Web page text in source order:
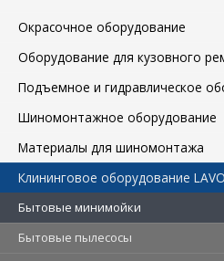
Окрасочное оборудование
Оборудование для кузовного
Подъемное и гидравлическое
Шиномонтажное оборудование
Материалы для шиномонтажа
Клининговое оборудование
Бытовые минимойки
Бытовые пылесосы